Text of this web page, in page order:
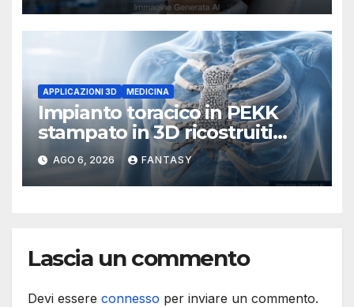
APPLICAZIONI 3D MEDICINA
Impianto toracico in PEKK
stampato in 3D ricostruiti
sterno e costole dopo un
tumore raro
AGO 6, 2026 FANTASY
Lascia un commento
Devi essere connesso per inviare un commento.